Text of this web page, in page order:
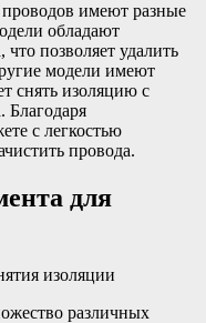
имеют разные
обладают
позволяет удалить
модели имеют
снять изоляцию с
Благодаря
с легкостью
провода.
для
различных